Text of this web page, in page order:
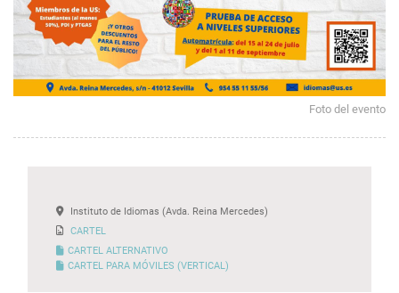
Foto del evento
Instituto de Idiomas (Avda. Reina Mercedes)
CARTEL
CARTEL ALTERNATIVO
CARTEL PARA MÓVILES (VERTICAL)